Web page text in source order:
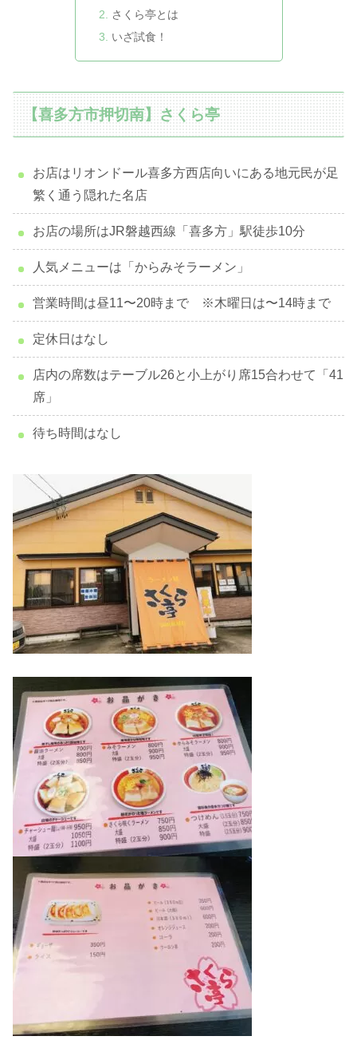
さくら亭とは
いざ試食！
【喜多方市押切南】さくら亭
お店はリオンドール喜多方西店向いにある地元民が足
繁く通う隠れた名店
お店の場所はJR磐越西線「喜多方」駅徒歩10分
人気メニューは「からみそラーメン」
営業時間は昼11〜20時まで ※木曜日は〜14時まで
定休日はなし
店内の席数はテーブル26と小上がり席15合わせて「41
席」
待ち時間はなし